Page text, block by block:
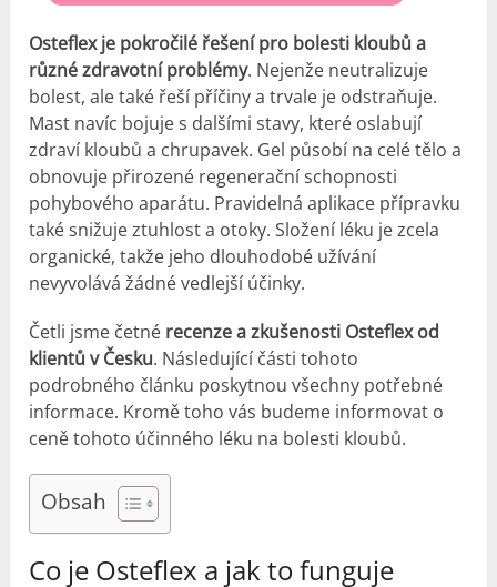
Osteflex je pokročilé řešení pro bolesti kloubů a
různé zdravotní problémy. Nejenže neutralizuje
bolest, ale také řeší příčiny a trvale je odstraňuje.
Mast navíc bojuje s dalšími stavy, které oslabují
zdraví kloubů a chrupavek. Gel působí na celé tělo a
obnovuje přirozené regenerační schopnosti
pohybového aparátu. Pravidelná aplikace přípravku
také snižuje ztuhlost a otoky. Složení léku je zcela
organické, takže jeho dlouhodobé užívání
nevyvolává žádné vedlejší účinky.
Četli jsme četné recenze a zkušenosti Osteflex od
klientů v Česku. Následující části tohoto
podrobného článku poskytnou všechny potřebné
informace. Kromě toho vás budeme informovat o
ceně tohoto účinného léku na bolesti kloubů.
Obsah
Co je Osteflex a jak to funguje